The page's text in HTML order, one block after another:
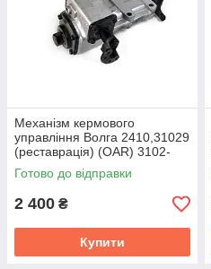
Механiзм кермового
управлiння Волга 2410,31029
(реставрацiя) (OAR) 3102-
3400014-10
Готово до відправки
2 400 ₴
Купити